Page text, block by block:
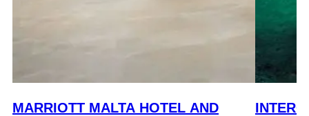
MARRIOTT MALTA HOTEL AND